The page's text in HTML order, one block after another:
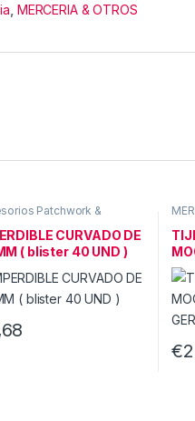
MERCERIA & OTROS
Patchwork &
CURVADO DE
( blister 40 UND )
€